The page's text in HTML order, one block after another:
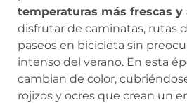
temperaturas más frescas y
disfrutar de caminatas, rutas
paseos en bicicleta sin
intenso del verano. En esta
cambian de color,
rojizos y ocres que crean un